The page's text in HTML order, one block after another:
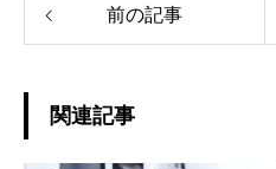
前の記事
関連記事